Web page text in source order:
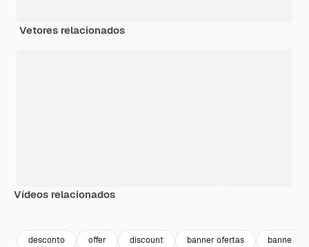
Vetores relacionados
Vídeos relacionados
desconto offer discount banner ofertas banner de